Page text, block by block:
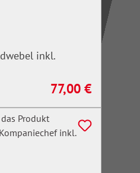
inkl.
Regulärer Preis:
77,00 €